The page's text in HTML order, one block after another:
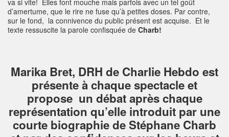
d’amertume, que le rire ne fuse qu’à petites doses. Par contre,
sur le fond, la connivence du public présent est acquise. Et le
texte ressuscite la parole confisquée de Charb!
Marika Bret, DRH de Charlie Hebdo est
présente à chaque spectacle et
propose un débat après chaque
représentation qu’elle introduit par une
courte biographie de Stéphane Charb